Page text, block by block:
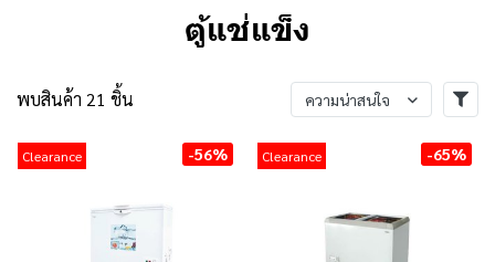
ตู้แช่แข็ง
พบสินค้า 21 ชิ้น ความน่าสนใจ
Clearance -56% Clearance -65%